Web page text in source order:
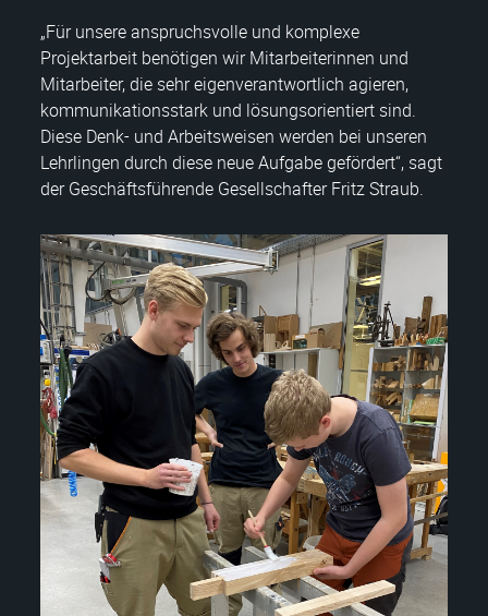
„Für unsere anspruchsvolle und komplexe
Projektarbeit benötigen wir Mitarbeiterinnen und
Mitarbeiter, die sehr eigenverantwortlich agieren,
kommunikationsstark und lösungsorientiert sind.
Diese Denk- und Arbeitsweisen werden bei unseren
Lehrlingen durch diese neue Aufgabe gefördert“, sagt
der Geschäftsführende Gesellschafter Fritz Straub.